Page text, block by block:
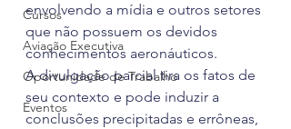
Cursos
Aviação Executiva
Oportunidade de Trabalho
Eventos
envolvendo a mídia e outros setores
que não possuem os devidos
conhecimentos aeronáuticos.
A divulgação parcial tira os fatos de
seu contexto e pode induzir a
conclusões precipitadas e errôneas,